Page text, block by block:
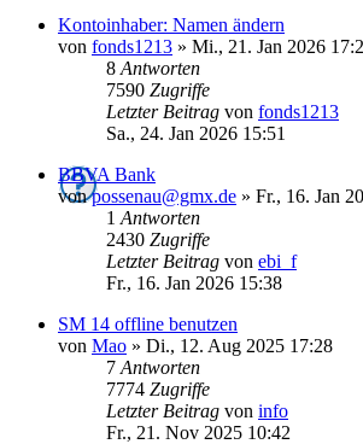
Kontoinhaber: Namen ändern
von fonds1213 » Mi., 21. Jan 2026
8 Antworten
7590 Zugriffe
Letzter Beitrag von fonds1213
Sa., 24. Jan 2026 15:51
BBVA Bank
vonpossenau@gmx.de » Fr., 16. Jan
1 Antworten
2430 Zugriffe
Letzter Beitrag von ebi_f
Fr., 16. Jan 2026 15:38
SM 14 offline benutzen
von Mao » Di., 12. Aug 2025 17:28
7 Antworten
7774 Zugriffe
Letzter Beitrag von info
Fr., 21. Nov 2025 10:42